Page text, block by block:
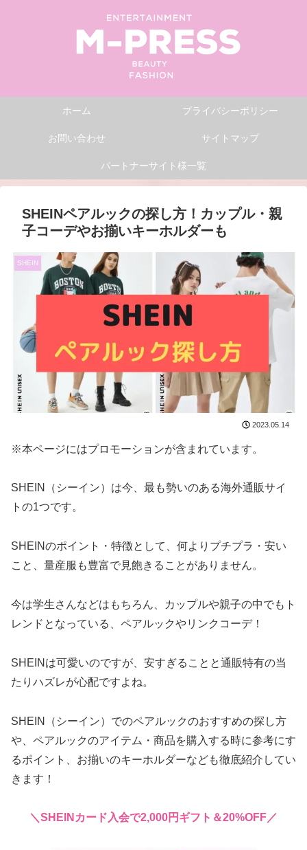
ホーム プライバシーポリシー
お問い合わせ サイトマップ
パートナーサイト様一覧
SHEINペアルックの探し方！カップル・親
子コーデやお揃いキーホルダーも
SHEIN
2023.05.14
※本ページにはプロモーションが含まれています。
SHEIN（シーイン）は今、最も勢いのある海外通販サイ
トの1つです。
SHEINのポイント・特徴として、何よりプチプラ・安い
こと、量産服も豊富で見飽きることがありません。
今は学生さんなどはもちろん、カップルや親子の中でもト
レンドとなっている、ペアルックやリンクコーデ！
SHEINは可愛いのですが、安すぎることと通販特有の当
たりハズレが心配ですよね。
SHEIN（シーイン）でのペアルックのおすすめの探し方
や、ペアルックのアイテム・商品を購入する時に参考にす
るポイント、お揃いのキーホルダーなども徹底紹介してい
きます！
＼SHEINカード入会で2,000円ギフト＆20%OFF／